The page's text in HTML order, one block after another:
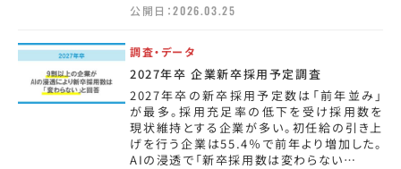
公開日：2026.03.25
調査・データ
2027年卒 企業新卒採用予定調査
2027年卒の新卒採用予定数は「前年並み」
が最多。採用充足率の低下を受け採用数を
現状維持とする企業が多い。初任給の引き上
げを行う企業は55.4％で前年より増加した。
AIの浸透で「新卒採用数は変わらない…